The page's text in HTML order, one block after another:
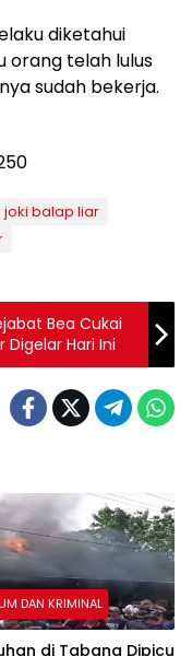
diketahui
orang telah lulus
sudah bekerja.
joki balap liar
Bea Cukai
Hari Ini
DAN KRIMINAL
di Tabang Dipicu